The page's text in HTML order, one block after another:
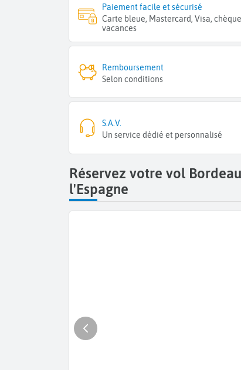
Paiement facile et sécurisé
Carte bleue, Mastercard, Visa,
vacances
Remboursement
Selon conditions
S.A.V.
Un service dédié et personnalisé
Réservez votre vol
l'Espagne